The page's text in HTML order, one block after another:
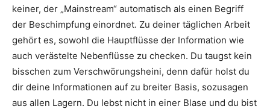
keiner, der „Mainstream“ automatisch als einen Begriff
der Beschimpfung einordnet. Zu deiner täglichen Arbeit
gehört es, sowohl die Hauptflüsse der Information wie
auch verästelte Nebenflüsse zu checken. Du taugst kein
bisschen zum Verschwörungsheini, denn dafür holst du
dir deine Informationen auf zu breiter Basis, sozusagen
aus allen Lagern. Du lebst nicht in einer Blase und du bist